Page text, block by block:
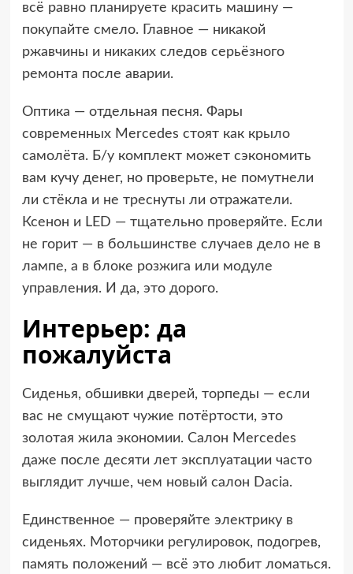
всё равно планируете красить машину —
покупайте смело. Главное — никакой
ржавчины и никаких следов серьёзного
ремонта после аварии.
Оптика — отдельная песня. Фары
современных Mercedes стоят как крыло
самолёта. Б/у комплект может сэкономить
вам кучу денег, но проверьте, не помутнели
ли стёкла и не треснуты ли отражатели.
Ксенон и LED — тщательно проверяйте. Если
не горит — в большинстве случаев дело не в
лампе, а в блоке розжига или модуле
управления. И да, это дорого.
Интерьер: да
пожалуйста
Сиденья, обшивки дверей, торпеды — если
вас не смущают чужие потёртости, это
золотая жила экономии. Салон Mercedes
даже после десяти лет эксплуатации часто
выглядит лучше, чем новый салон Dacia.
Единственное — проверяйте электрику в
сиденьях. Моторчики регулировок, подогрев,
память положений — всё это любит ломаться.